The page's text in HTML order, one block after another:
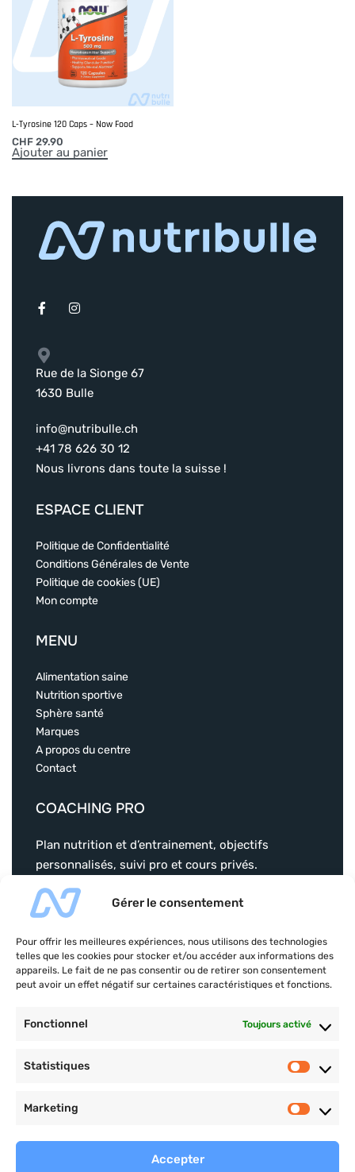
Gérer le consentement
Pour offrir les meilleures expériences, nous utilisons des technologies
telles que les cookies pour stocker et/ou accéder aux informations des
appareils. Le fait de ne pas consentir ou de retirer son consentement
peut avoir un effet négatif sur certaines caractéristiques et fonctions.
Fonctionnel Toujours activé
Statistiques
Marketing
Accepter
L-Tyrosine 120 Caps – Now Food
CHF 29.90
Ajouter au panier
Rue de la Sionge 67
1630 Bulle
info@nutribulle.ch
+41 78 626 30 12
Nous livrons dans toute la suisse !
ESPACE CLIENT
Politique de Confidentialité
Conditions Générales de Vente
Politique de cookies (UE)
Mon compte
MENU
Alimentation saine
Nutrition sportive
Sphère santé
Marques
A propos du centre
Contact
COACHING PRO
Plan nutrition et d’entrainement, objectifs
personnalisés, suivi pro et cours privés.
christophervial-coaching.com
de confidentialitéet auxconditions d’utilisationde
Google.